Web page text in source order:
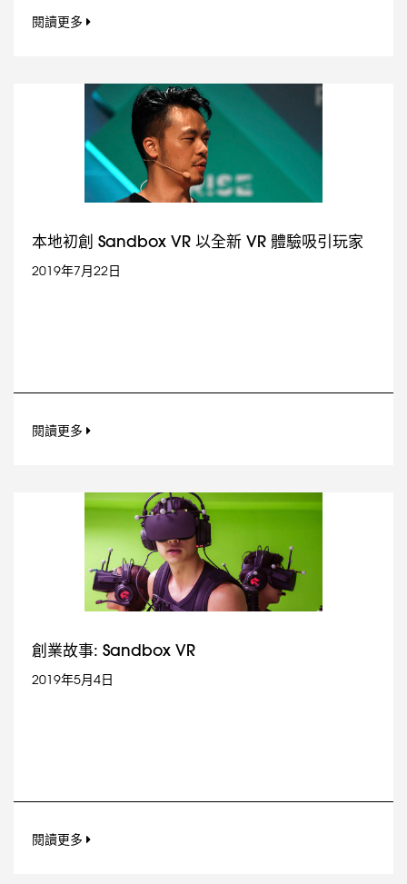
閱讀更多
本地初創 Sandbox VR 以全新 VR 體驗吸引玩家
2019年7月22日
閱讀更多
創業故事: Sandbox VR
2019年5月4日
閱讀更多